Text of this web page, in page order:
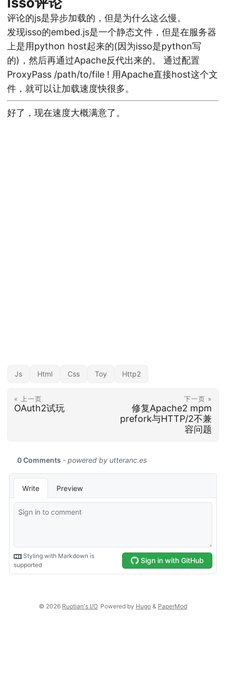
评论的js是异步加载的，但是为什么这么慢。
发现isso的embed.js是一个静态文件，但是在服务器
上是用python host起来的(因为isso是python写
的)，然后再通过Apache反代出来的。 通过配置
ProxyPass /path/to/file ! 用Apache直接host这个文
件，就可以让加载速度快很多。
好了，现在速度大概满意了。
Js Html Css Toy Http2
« 上一页
OAuth2试玩
下一页 »
修复Apache2 mpm
prefork与HTTP/2不兼
容问题
© 2026 Ruotian's I/O Powered by Hugo & PaperMod